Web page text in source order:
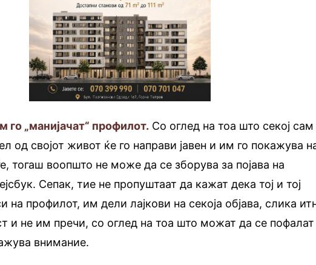
го „манијачат“ профилот. Со оглед на тоа што секој сам
од својот живот ќе го направи јавен и им го покажува
тогаш воопшто не може да се зборува за појава на
Сепак, тие не пропуштаат да кажат дека тој и тој
на профилот, им дели лајкови на секоја објава, слика
и не им пречи, со оглед на тоа што можат да се пофалат
внимание.